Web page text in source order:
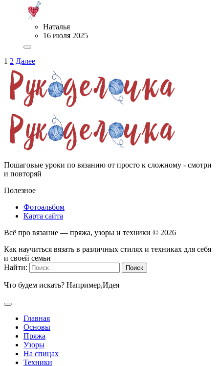
Наталья
16 июля 2025
1 2 Далее
Пошаговые уроки по вязанию от просто к сложному - смотри
и повторяй
Полезное
Фотоальбом
Карта сайта
Всё про вязание — пряжа, узоры и техники © 2026
Как научиться вязать в различных стилях и техниках для себя
и своей семьи
Найти:
Что будем искать? Например,Идея
Главная
Основы
Пряжа
Узоры
На спицах
Техники